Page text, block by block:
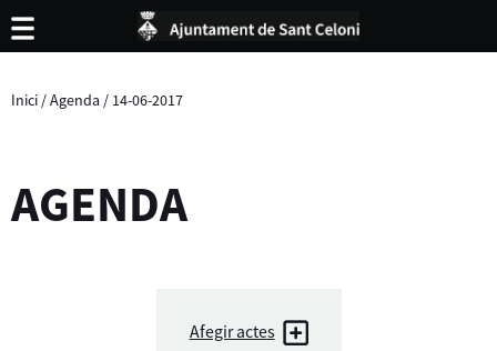
Inici /Agenda / 14-06-2017
AGENDA
Afegir actes